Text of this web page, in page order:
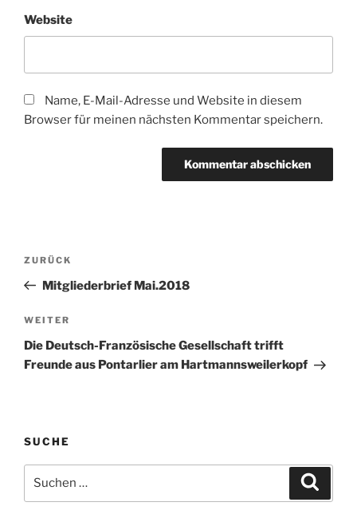
Website
Name, E-Mail-Adresse und Website in diesem
Browser für meinen nächsten Kommentar speichern.
Beitragsnavigation
Vorheriger
Beitrag
ZURÜCK
Mitgliederbrief Mai.2018
Nächster
Beitrag
WEITER
Die Deutsch-Französische Gesellschaft trifft
Freunde aus Pontarlier am Hartmannsweilerkopf
SUCHE
nach: